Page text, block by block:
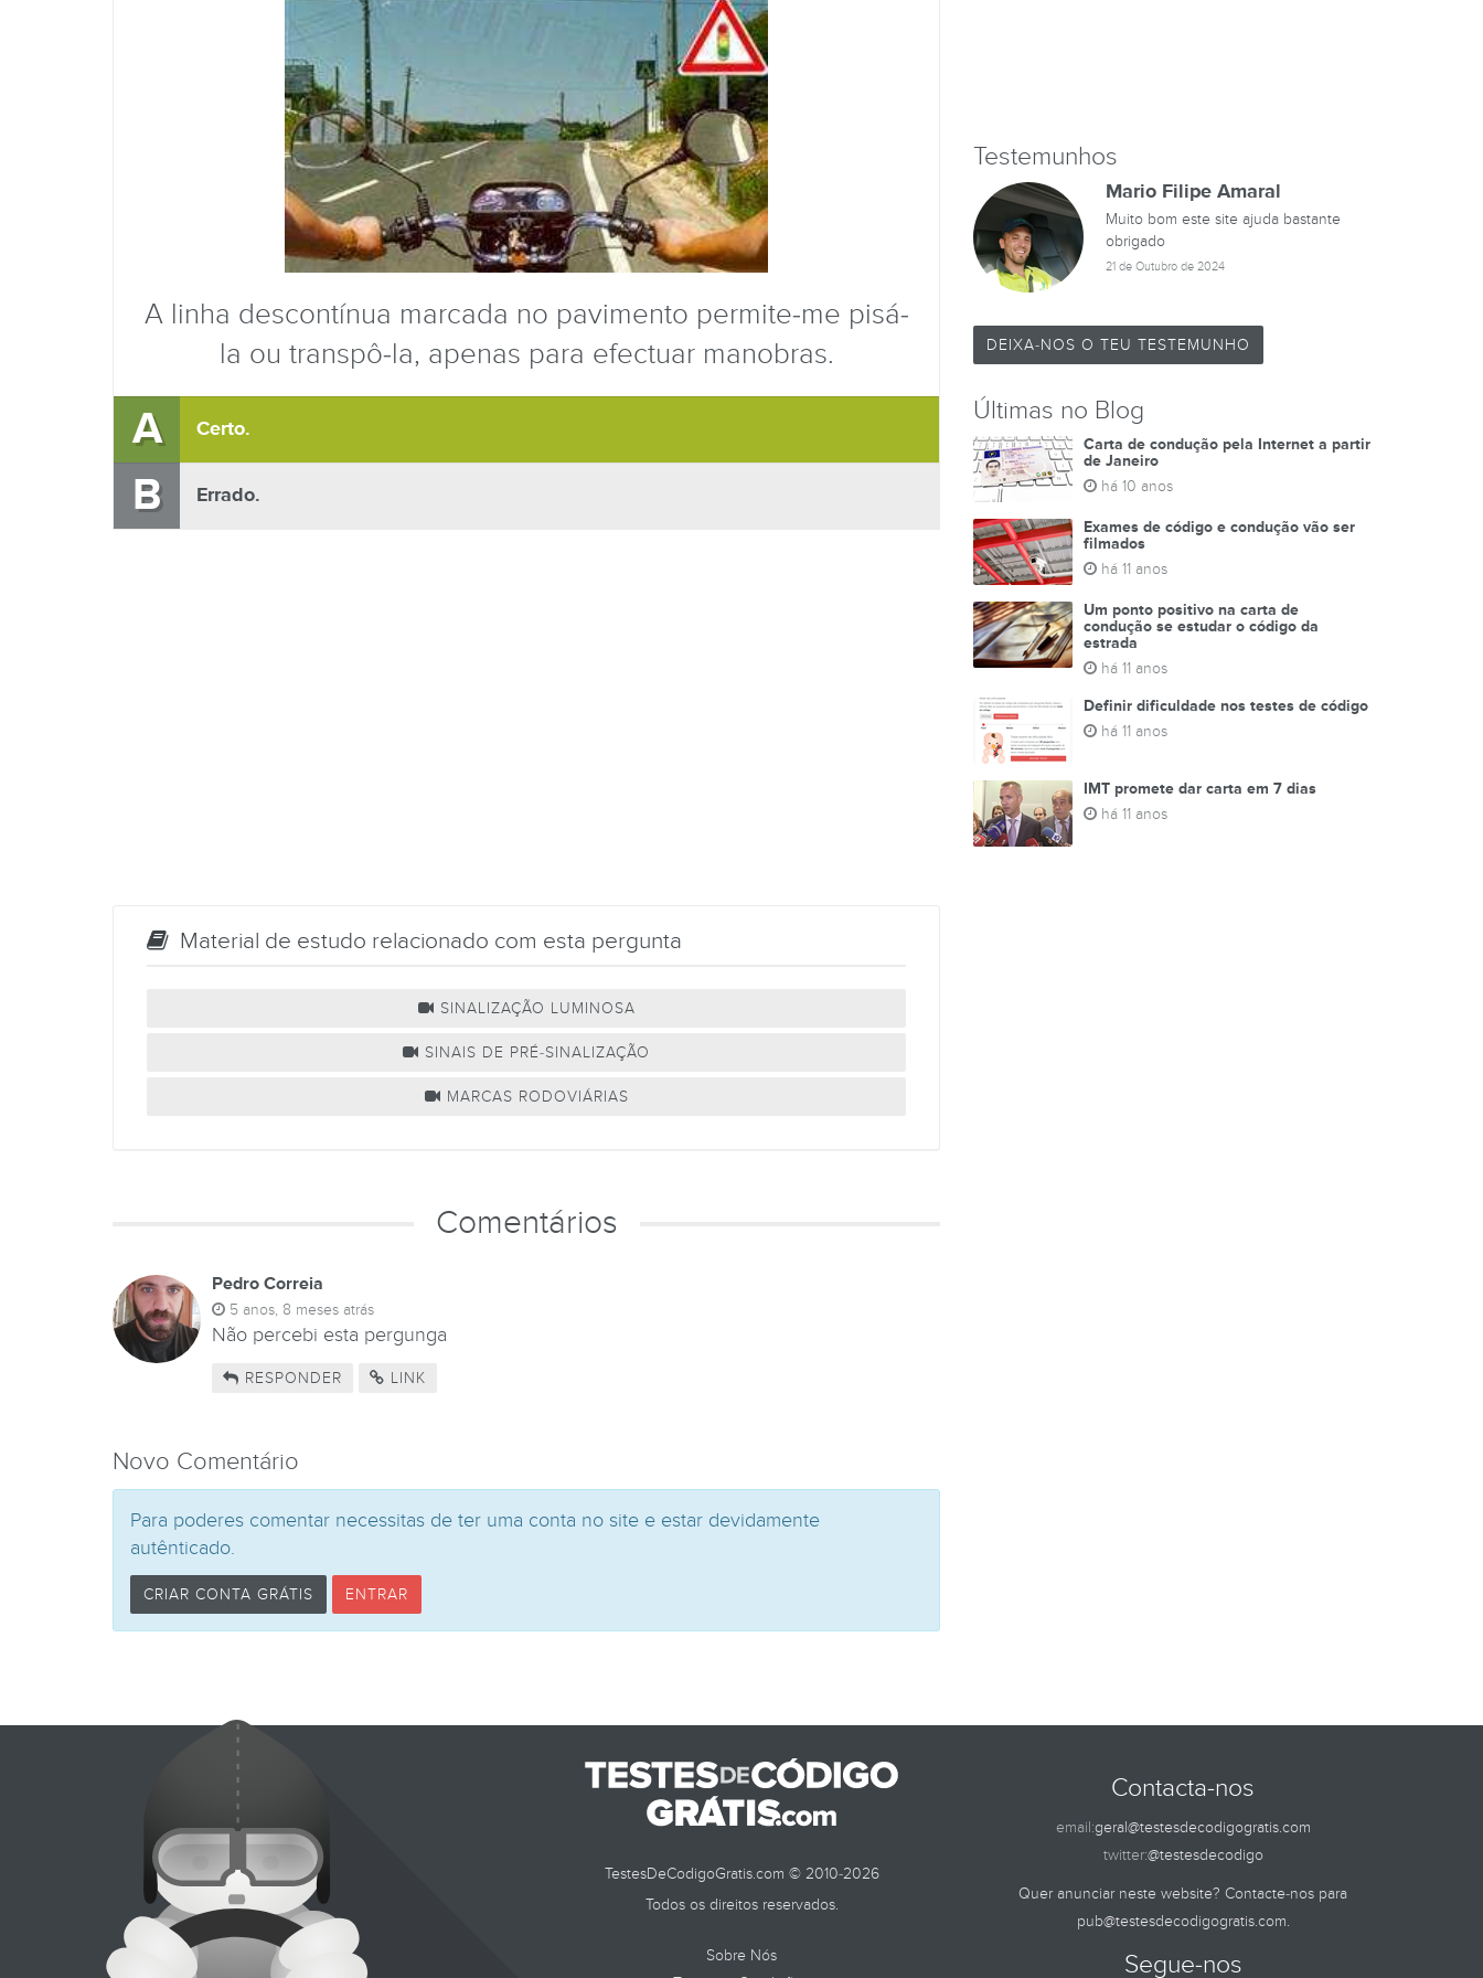
A linha descontínua marcada no pavimento permite-me pisá-
la ou transpô-la, apenas para efectuar manobras.
A Certo.
B Errado.
Material de estudo relacionado com esta pergunta
SINALIZAÇÃO LUMINOSA
SINAIS DE PRÉ-SINALIZAÇÃO
MARCAS RODOVIÁRIAS
Comentários
Pedro Correia
5 anos, 8 meses atrás
Não percebi esta pergunga
RESPONDER LINK
Novo Comentário
Para poderes comentar necessitas de ter uma conta no site e estar devidamente
autênticado.
CRIAR CONTA GRÁTIS ENTRAR
Testemunhos
Mario Filipe Amaral
Muito bom este site ajuda bastante
obrigado
21 de Outubro de 2024
DEIXA-NOS O TEU TESTEMUNHO
Últimas no Blog
Carta de condução pela Internet a partir
de Janeiro
há 10 anos
Exames de código e condução vão ser
filmados
há 11 anos
Um ponto positivo na carta de
condução se estudar o código da
estrada
há 11 anos
Definir dificuldade nos testes de código
há 11 anos
IMT promete dar carta em 7 dias
há 11 anos
TestesDeCodigoGratis.com © 2010-2026
Todos os direitos reservados.
Sobre Nós
Contacta-nos
email:geral@testesdecodigogratis.com
twitter:@testesdecodigo
Quer anunciar neste website? Contacte-nos para
pub@testesdecodigogratis.com.
Segue-nos